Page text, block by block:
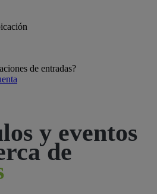
de entradas?
y eventos
de